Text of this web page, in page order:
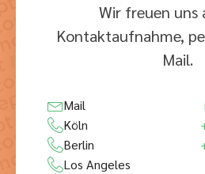
Wir freuen uns
Kontaktaufnahme,
Mail.
Mail
Köln
Berlin
Los Angeles